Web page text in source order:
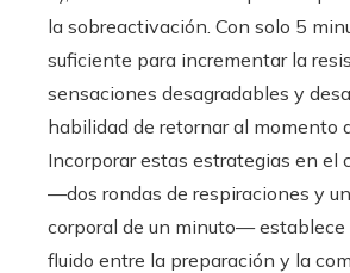
la sobreactivación. Con solo 5
suficiente para incrementar la
sensaciones desagradables y
habilidad de retornar al momento
Incorporar estas estrategias en el
—dos rondas de respiraciones y
corporal de un minuto— establece
fluido entre la preparación y la